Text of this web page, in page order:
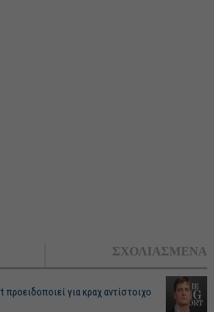
ΣΧΟΛΙΑΣΜΕΝΑ
προειδοποιεί για κραχ αντίστοιχο